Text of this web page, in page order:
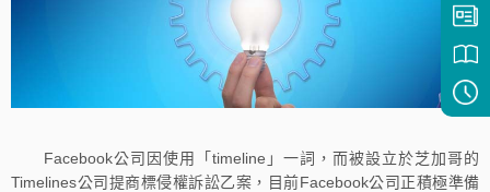
Facebook公司因使用「timeline」一詞，而被設立於芝加哥的
Timelines公司提商標侵權訴訟乙案，目前Facebook公司正積極準備